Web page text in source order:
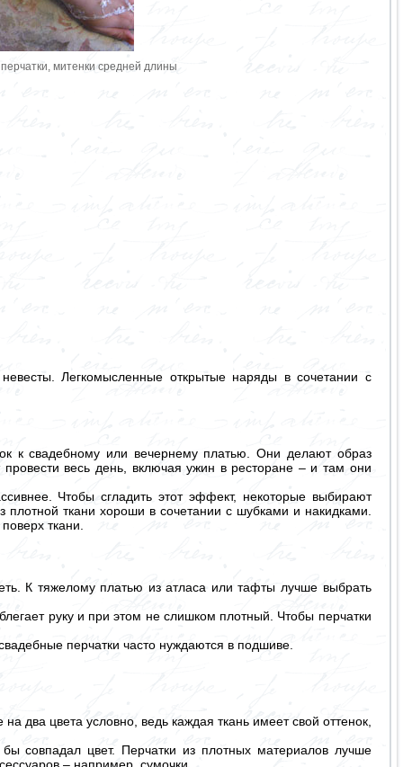
митенки средней длины
Легкомысленные открытые наряды в сочетании с
к свадебному или вечернему платью. Они делают образ
весь день, включая ужин в ресторане – и там они
Чтобы сгладить этот эффект, некоторые выбирают
плотной ткани хороши в сочетании с шубками и накидками.
ткани.
К тяжелому платью из атласа или тафты лучше выбрать
руку и при этом не слишком плотный. Чтобы перчатки
перчатки часто нуждаются в подшиве.
два цвета условно, ведь каждая ткань имеет свой оттенок,
совпадал цвет. Перчатки из плотных материалов лучше
– например, сумочки.